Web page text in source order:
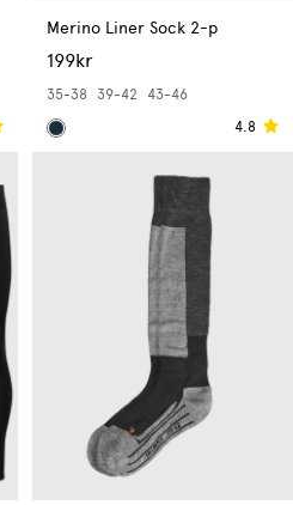
Merino Liner Sock 2-p
199kr
35-38 39-42
43-46
4.8